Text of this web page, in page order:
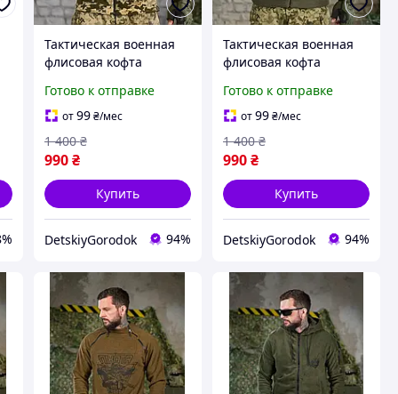
Тактическая военная
флисовая кофта
пиксель. Мужская
флисовая Кофта с
шеврон
Готово к отправке
от99 ₴/мес
990 ₴
1 400 ₴
Купить
DetskiyGorodok 94%
Тактическая военная
флисовая кофта
Мужская флисовая
Кофта с Липучками под
Готово к отправке
от99₴/мес
990₴
1 400 ₴
Купить
DetskiyGorodok 94%